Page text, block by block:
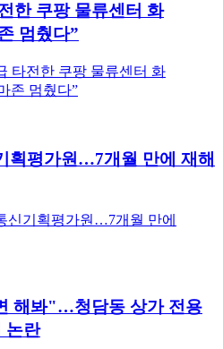
한 쿠팡 물류센터 화
멈췄다”
획평가원…7개월 만에 재해
해봐"…청담동 상가 전용
논란